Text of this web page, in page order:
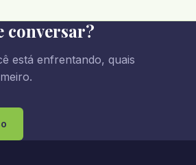
conversar?
está enfrentando, quais